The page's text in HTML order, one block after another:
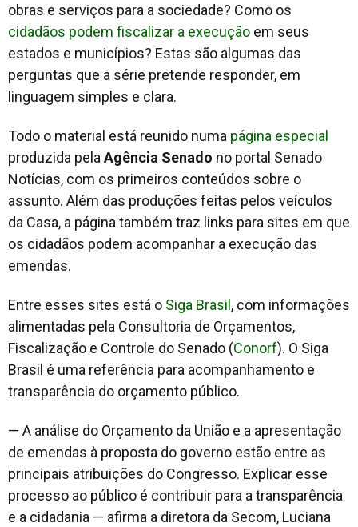
obras e serviços para a sociedade? Como os
cidadãos podem fiscalizar a execução em seus
estados e municípios? Estas são algumas das
perguntas que a série pretende responder, em
linguagem simples e clara.
Todo o material está reunido numa página especial
produzida pela Agência Senado no portal Senado
Notícias, com os primeiros conteúdos sobre o
assunto. Além das produções feitas pelos veículos
da Casa, a página também traz links para sites em que
os cidadãos podem acompanhar a execução das
emendas.
Entre esses sites está o Siga Brasil , com informações
alimentadas pela Consultoria de Orçamentos,
Fiscalização e Controle do Senado (Conorf). O Siga
Brasil é uma referência para acompanhamento e
transparência do orçamento público.
— A análise do Orçamento da União e a apresentação
de emendas à proposta do governo estão entre as
principais atribuições do Congresso. Explicar esse
processo ao público é contribuir para a transparência
e a cidadania — afirma a diretora da Secom, Luciana